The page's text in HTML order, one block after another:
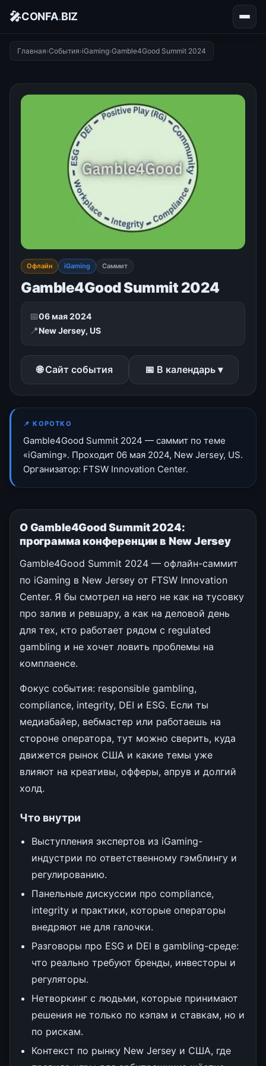
🎤CONFA.BIZ
Главная›События›iGaming›Gamble4Good Summit 2024
Офлайн iGaming Саммит
Gamble4Good Summit 2024
📅06 мая 2024
📍New Jersey, US
🌐 Сайт события 📅 В календарь ▾
📌 КОРОТКО
Gamble4Good Summit 2024 — саммит по теме
«iGaming». Проходит 06 мая 2024, New Jersey, US.
Организатор: FTSW Innovation Center.
О Gamble4Good Summit 2024:
программа конференции в New Jersey
Gamble4Good Summit 2024 — офлайн-саммит
по iGaming в New Jersey от FTSW Innovation
Center. Я бы смотрел на него не как на тусовку
про залив и ревшару, а как на деловой день
для тех, кто работает рядом с regulated
gambling и не хочет ловить проблемы на
комплаенсе.
Фокус события: responsible gambling,
compliance, integrity, DEI и ESG. Если ты
медиабайер, вебмастер или работаешь на
стороне оператора, тут можно сверить, куда
движется рынок США и какие темы уже
влияют на креативы, офферы, апрув и долгий
холд.
Что внутри
Выступления экспертов из iGaming-
индустрии по ответственному гэмблингу и
регулированию.
Панельные дискуссии про compliance,
integrity и практики, которые операторы
внедряют не для галочки.
Разговоры про ESG и DEI в gambling-среде:
что реально требуют бренды, инвесторы и
регуляторы.
Нетворкинг с людьми, которые принимают
решения не только по кэпам и ставкам, но и
по рискам.
Контекст по рынку New Jersey и США, где